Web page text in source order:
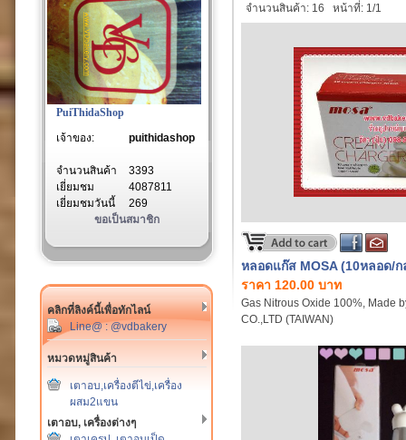
PuiThidaShop
เจ้าของ:
puithidashop
จำนวนสินค้า
3393
เยี่ยมชม
4087811
เยี่ยมชมวันนี้
269
ขอเป็นสมาชิก
คลิกที่ลิงค์นี้เพื่อทักไลน์
Line@ : @vdbakery
หมวดหมู่สินค้า
เตาอบ,เครื่องตีไข่,เครื่อง
ผสม2แขน
เตาอบ, เครื่องต่างๆ
จำนวนสินค้า: 16 หน้าที่: 1/1
หลอดแก๊ส MOSA (10หลอด/ก
ราคา 120.00 บาท
Gas Nitrous Oxide 100%, Made
CO.,LTD (TAIWAN)